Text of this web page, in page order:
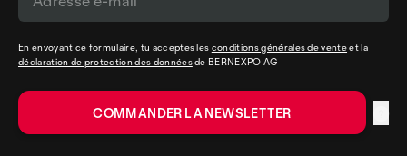
En envoyant ce formulaire, tu acceptes les conditions générales de venteet la
déclaration de protection des donnéesde BERNEXPO AG